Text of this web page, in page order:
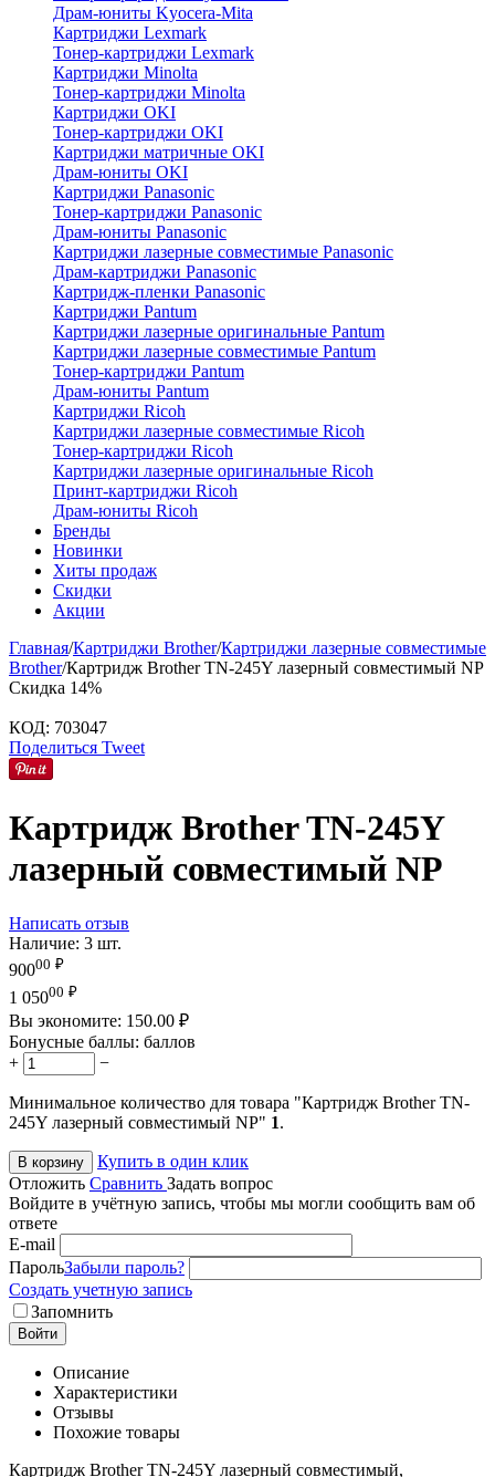
Драм-юниты Kyocera-Mita
Картриджи Lexmark
Тонер-картриджи Lexmark
Картриджи Minolta
Тонер-картриджи Minolta
Картриджи OKI
Тонер-картриджи OKI
Картриджи матричные OKI
Драм-юниты OKI
Картриджи Panasonic
Тонер-картриджи Panasonic
Драм-юниты Panasonic
Картриджи лазерные совместимые Panasonic
Драм-картриджи Panasonic
Картридж-пленки Panasonic
Картриджи Pantum
Картриджи лазерные оригинальные Pantum
Картриджи лазерные совместимые Pantum
Тонер-картриджи Pantum
Драм-юниты Pantum
Картриджи Ricoh
Картриджи лазерные совместимые Ricoh
Тонер-картриджи Ricoh
Картриджи лазерные оригинальные Ricoh
Принт-картриджи Ricoh
Драм-юниты Ricoh
Бренды
Новинки
Хиты продаж
Скидки
Акции
Главная/Картриджи Brother/Картриджи лазерные совместимые
Brother/Картридж Brother TN-245Y лазерный совместимый NP
Скидка 14%
КОД: 703047
Поделиться Tweet
Картридж Brother TN-245Y
лазерный совместимый NP
Написать отзыв
Наличие: 3 шт.
90000 ₽
1 05000 ₽
Вы экономите: 150.00 ₽
Бонусные баллы: баллов
+
−
Минимальное количество для товара "Картридж Brother TN-
245Y лазерный совместимый NP" 1.
В корзину
Купить в один клик
Отложить Сравнить Задать вопрос
Войдите в учётную запись, чтобы мы могли сообщить вам об
ответе
E-mail
ПарольЗабыли пароль?
Создать учетную запись
Запомнить
Войти
Описание
Характеристики
Отзывы
Похожие товары
Картридж Brother TN-245Y лазерный совместимый,